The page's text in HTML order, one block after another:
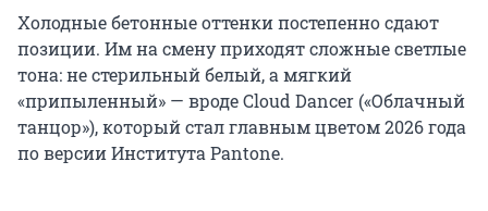
Холодные бетонные оттенки постепенно сдают
позиции. Им на смену приходят сложные светлые
тона: не стерильный белый, а мягкий
«припыленный» — вроде Cloud Dancer («Облачный
танцор»), который стал главным цветом 2026 года
по версии Института Pantone.